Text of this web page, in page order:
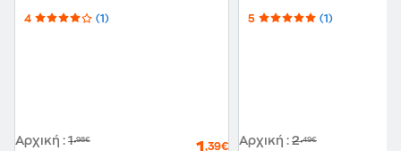
4 (1)
Αρχική : 1,98€
,39€
5 (1)
Αρχική : 2,49€